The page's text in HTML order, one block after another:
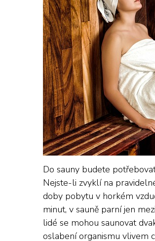
Do sauny budete
Nejste-li zvyklí na
doby pobytu v horkém
minut, v sauně parní jen
lidé se mohou saunovat
oslabení organismu vlivem